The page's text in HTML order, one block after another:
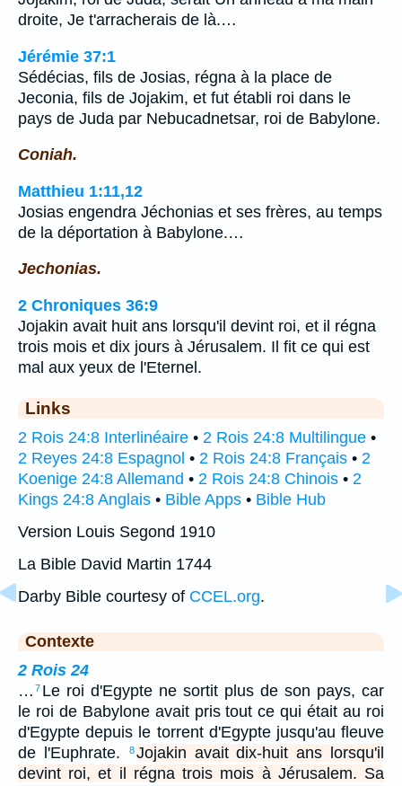
droite, Je t'arracherais de là.…
Jérémie 37:1
Sédécias, fils de Josias, régna à la place de
Jeconia, fils de Jojakim, et fut établi roi dans le
pays de Juda par Nebucadnetsar, roi de Babylone.
Coniah.
Matthieu 1:11,12
Josias engendra Jéchonias et ses frères, au temps
de la déportation à Babylone.…
Jechonias.
2 Chroniques 36:9
Jojakin avait huit ans lorsqu'il devint roi, et il régna
trois mois et dix jours à Jérusalem. Il fit ce qui est
mal aux yeux de l'Eternel.
Links
2 Rois 24:8 Interlinéaire • 2 Rois 24:8 Multilingue •
2 Reyes 24:8 Espagnol • 2 Rois 24:8 Français • 2
Koenige 24:8 Allemand • 2 Rois 24:8 Chinois • 2
Kings 24:8 Anglais • Bible Apps • Bible Hub
Version Louis Segond 1910
La Bible David Martin 1744
Darby Bible courtesy of CCEL.org.
Contexte
2 Rois 24
… 7 Le roi d'Egypte ne sortit plus de son pays, car
le roi de Babylone avait pris tout ce qui était au roi
d'Egypte depuis le torrent d'Egypte jusqu'au fleuve
de l'Euphrate.
8Jojakin avait dix-huit ans lorsqu'il
devint roi, et il régna trois mois à Jérusalem. Sa